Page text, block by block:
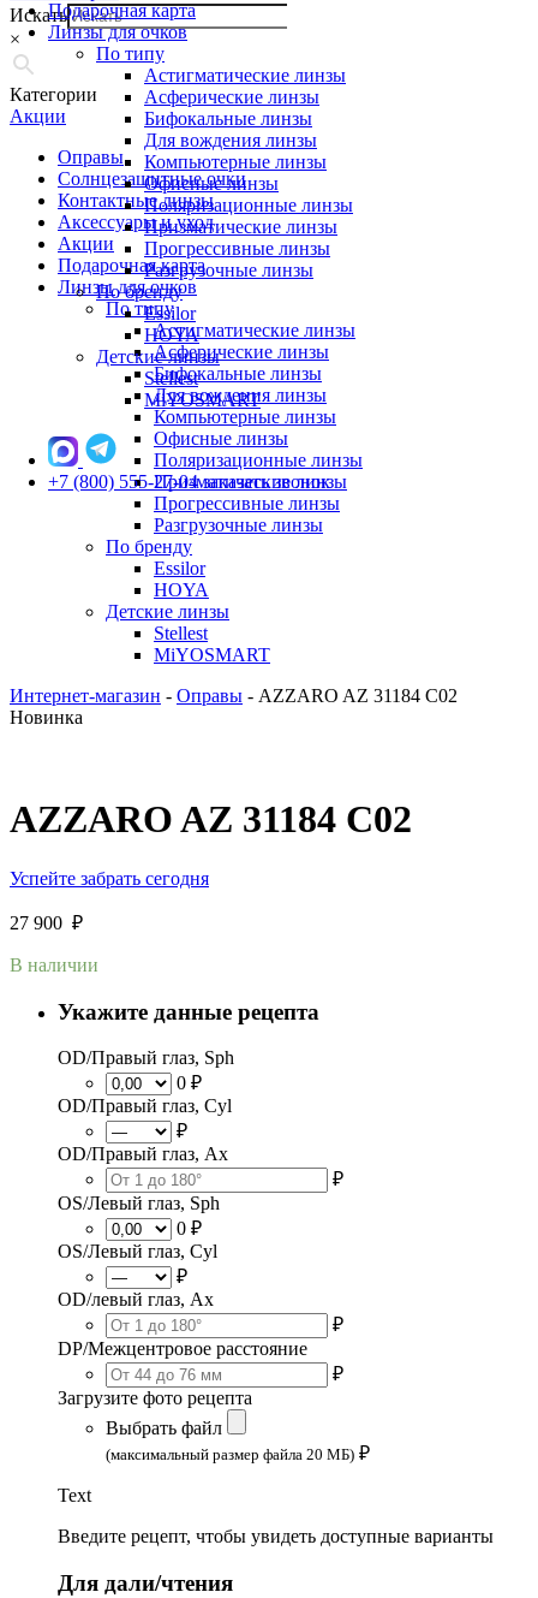
Искать
×
Категории
Акции
Оправы
Солнцезащитные очки
Контактные линзы
Аксессуары и уход
Акции
Подарочная карта
Линзы для очков
По типу
Астигматические линзы
Асферические линзы
Бифокальные линзы
Для вождения линзы
Компьютерные линзы
Офисные линзы
Поляризационные линзы
Призматические линзы
Прогрессивные линзы
Разгрузочные линзы
По бренду
Essilor
HOYA
Детские линзы
Stellest
MiYOSMART
Подарочная карта
Линзы для очков
По типу
Астигматические линзы
Асферические линзы
Бифокальные линзы
Для вождения линзы
Компьютерные линзы
Офисные линзы
Поляризационные линзы
Призматические линзы
Прогрессивные линзы
Разгрузочные линзы
По бренду
Essilor
HOYA
Детские линзы
Stellest
MiYOSMART
+7 (800) 555-27-04 заказать звонок
Интернет-магазин - Оправы - AZZARO AZ 31184 C02
Новинка
AZZARO AZ 31184 C02
Успейте забрать сегодня
27 900 ₽
В наличии
Укажите данные рецепта
OD/Правый глаз, Sph
0 ₽
OD/Правый глаз, Cyl
₽
OD/Правый глаз, Ax
₽
OS/Левый глаз, Sph
0 ₽
OS/Левый глаз, Cyl
₽
OD/левый глаз, Ax
₽
DP/Межцентровое расстояние
₽
Загрузите фото рецепта
Выбрать файл
(максимальный размер файла 20 МБ) ₽
Text
Введите рецепт, чтобы увидеть доступные варианты
Для дали/чтения